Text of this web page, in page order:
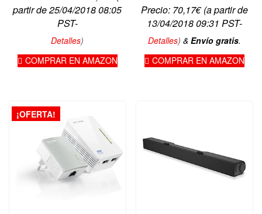
partir de 25/04/2018 08:05
PST-
Detalles)
COMPRAR EN AMAZON
Precio: 70,17€(a partir de
13/04/2018 09:31 PST-
Detalles)&Envío gratis.
COMPRAR EN AMAZON
¡OFERTA!